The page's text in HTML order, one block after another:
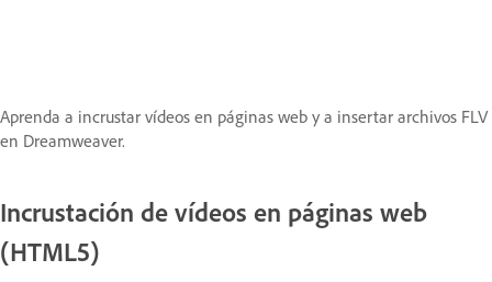
Aprenda a incrustar vídeos en páginas web y a insertar archivos FLV
en Dreamweaver.
Incrustación de vídeos en páginas web
(HTML5)